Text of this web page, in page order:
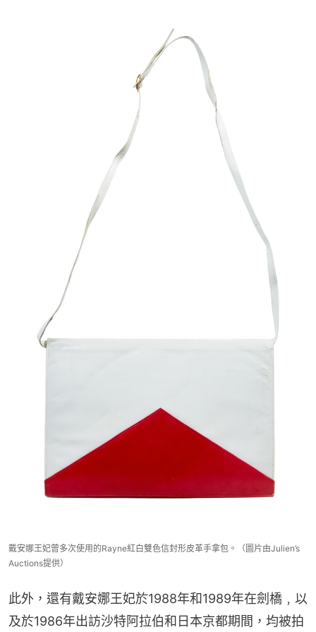
戴安娜王妃曾多次使用的Rayne紅白雙色信封形皮革手拿包。（圖片由Julien’s
Auctions提供）
此外，還有戴安娜王妃於1988年和1989年在劍橋﹐以
及於1986年出訪沙特阿拉伯和日本京都期間，均被拍